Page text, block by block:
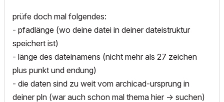
prüfe doch mal folgendes:
- pfadlänge (wo deine datei in deiner dateistruktur
speichert ist)
- länge des dateinamens (nicht mehr als 27 zeichen
plus punkt und endung)
- die daten sind zu weit vom archicad-ursprung in
deiner pln (war auch schon mal thema hier -> suchen)